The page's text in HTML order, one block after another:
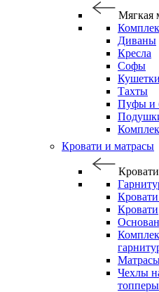
Мягкая
Диваны
Кресла
Софы
Кушетки
Тахты
Пуфы и
Кровати и матрасы
Кровати
Кровати
Чехлы
топперы